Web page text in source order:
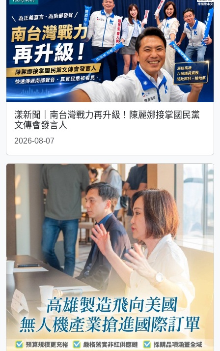
漾新聞｜南台灣戰力再升級！陳麗娜接掌國民黨
文傳會發言人
2026-08-07